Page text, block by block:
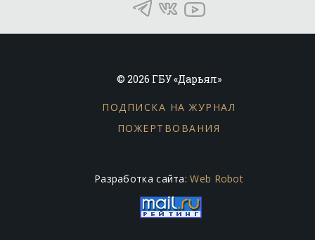
© 2026 ГБУ «Дарьял»
ПОДПИСКА НА ЖУРНАЛ
ПОЖЕРТВОВАНИЯ
Разработка сайта:Web Robot